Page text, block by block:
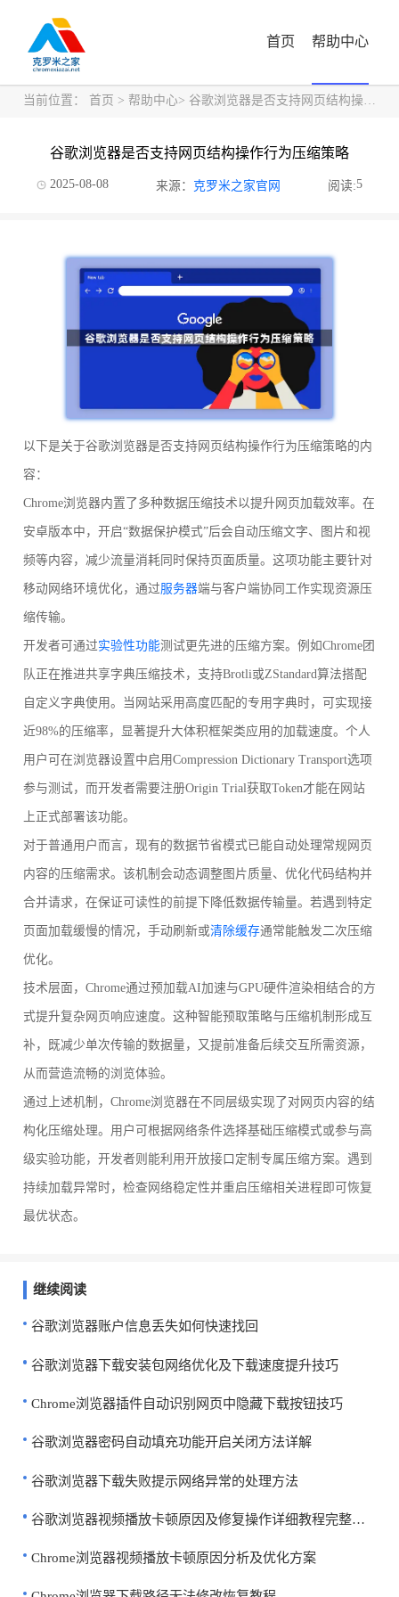
首页 帮助中心
当前位置： 首页 > 帮助中心> 谷歌浏览器是否支持网页结构操作行为压缩策略
谷歌浏览器是否支持网页结构操作行为压缩策略
2025-08-08 来源： 克罗米之家官网 阅读:5
以下是关于谷歌浏览器是否支持网页结构操作行为压缩策略的内
容：
Chrome浏览器内置了多种数据压缩技术以提升网页加载效率。在
安卓版本中，开启“数据保护模式”后会自动压缩文字、图片和视
频等内容，减少流量消耗同时保持页面质量。这项功能主要针对
移动网络环境优化，通过服务器端与客户端协同工作实现资源压
缩传输。
开发者可通过实验性功能测试更先进的压缩方案。例如Chrome团
队正在推进共享字典压缩技术，支持Brotli或ZStandard算法搭配
自定义字典使用。当网站采用高度匹配的专用字典时，可实现接
近98%的压缩率，显著提升大体积框架类应用的加载速度。个人
用户可在浏览器设置中启用Compression Dictionary Transport选项
参与测试，而开发者需要注册Origin Trial获取Token才能在网站
上正式部署该功能。
对于普通用户而言，现有的数据节省模式已能自动处理常规网页
内容的压缩需求。该机制会动态调整图片质量、优化代码结构并
合并请求，在保证可读性的前提下降低数据传输量。若遇到特定
页面加载缓慢的情况，手动刷新或清除缓存通常能触发二次压缩
优化。
技术层面，Chrome通过预加载AI加速与GPU硬件渲染相结合的方
式提升复杂网页响应速度。这种智能预取策略与压缩机制形成互
补，既减少单次传输的数据量，又提前准备后续交互所需资源，
从而营造流畅的浏览体验。
通过上述机制，Chrome浏览器在不同层级实现了对网页内容的结
构化压缩处理。用户可根据网络条件选择基础压缩模式或参与高
级实验功能，开发者则能利用开放接口定制专属压缩方案。遇到
持续加载异常时，检查网络稳定性并重启压缩相关进程即可恢复
最优状态。
继续阅读
谷歌浏览器账户信息丢失如何快速找回
谷歌浏览器下载安装包网络优化及下载速度提升技巧
Chrome浏览器插件自动识别网页中隐藏下载按钮技巧
谷歌浏览器密码自动填充功能开启关闭方法详解
谷歌浏览器下载失败提示网络异常的处理方法
谷歌浏览器视频播放卡顿原因及修复操作详细教程完整分享
Chrome浏览器视频播放卡顿原因分析及优化方案